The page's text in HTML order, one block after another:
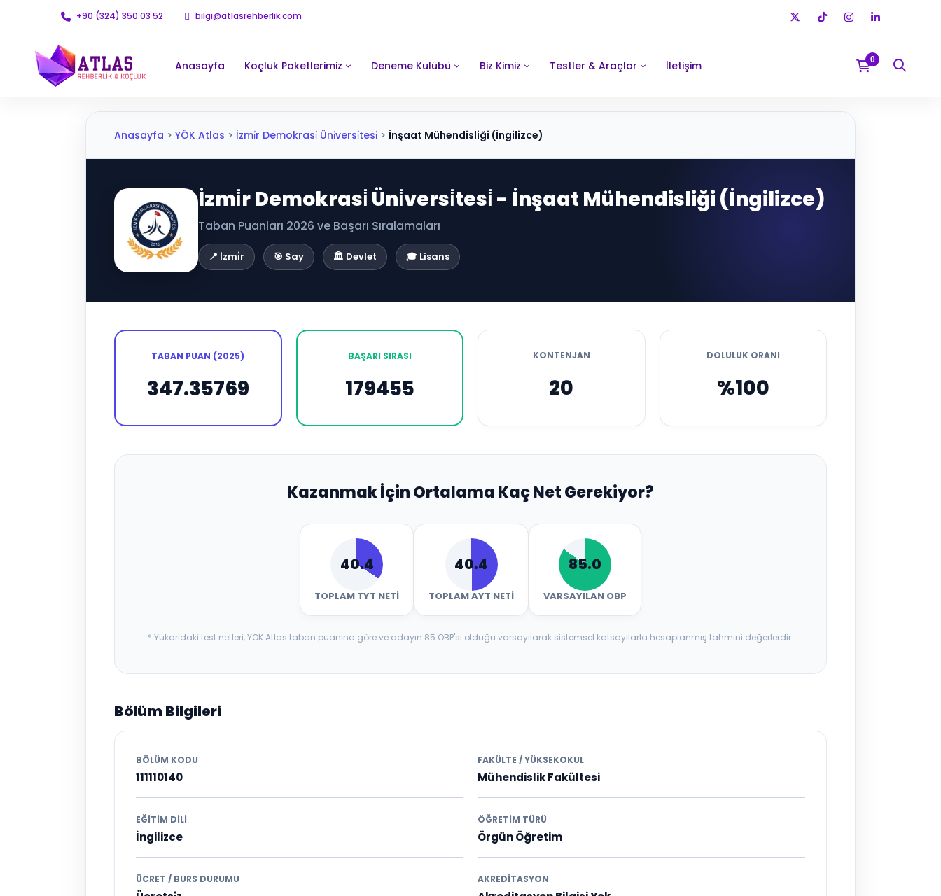
+90 (324) 350 03 52 bilgi@atlasrehberlik.com
Anasayfa Koçluk Paketlerimiz Deneme Kulübü Biz Kimiz Testler & Araçlar İletişim
Anasayfa > YÖK Atlas > İzmi̇r Demokrasi̇ Üni̇versi̇tesi̇ > İnşaat Mühendisliği (İngilizce)
İzmi̇r Demokrasi̇ Üni̇versi̇tesi̇ - İnşaat Mühendisliği (İngilizce)
Taban Puanları 2026 ve Başarı Sıralamaları
📍 İzmi̇r 🎯 Say 🏛️ Devlet 🎓 Lisans
TABAN PUAN (2025)
347.35769
BAŞARI SIRASI
179455
KONTENJAN
20
DOLULUK ORANI
%100
Kazanmak İçin Ortalama Kaç Net Gerekiyor?
40.4
TOPLAM TYT NETI
40.4
TOPLAM AYT NETI
85.0
VARSAYILAN OBP
* Yukarıdaki test netleri, YÖK Atlas taban puanına göre ve adayın 85 OBP'si olduğu varsayılarak sistemsel katsayılarla hesaplanmış tahmini değerlerdir.
Bölüm Bilgileri
BÖLÜM KODU
111110140
FAKÜLTE / YÜKSEKOKUL
Mühendislik Fakültesi
EĞITIM DILI
İngilizce
ÖĞRETIM TÜRÜ
Örgün Öğretim
ÜCRET / BURS DURUMU AKREDITASYON